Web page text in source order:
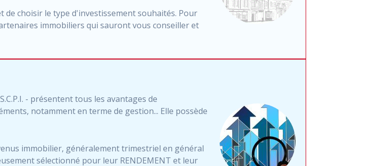
choisir le type d'investissement souhaités. Pour
immobiliers qui sauront vous conseiller et
- présentent tous les avantages de
notamment en terme de gestion... Elle possède
immobilier, généralement trimestriel en général
sélectionné pour leur RENDEMENT et leur